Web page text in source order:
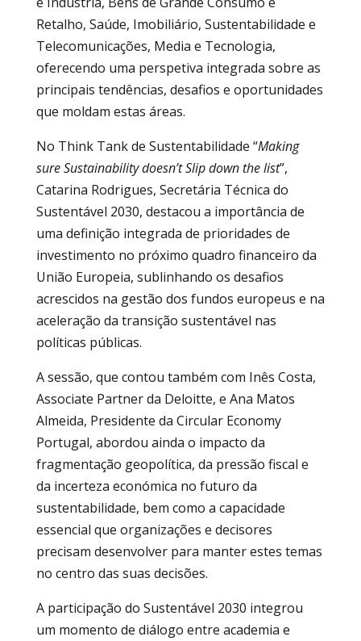
Retalho, Saúde, Imobiliário, Sustentabilidade e
Telecomunicações, Media e Tecnologia,
oferecendo uma perspetiva integrada sobre as
principais tendências, desafios e oportunidades
que moldam estas áreas.
No Think Tank de Sustentabilidade “Making
sure Sustainability doesn’t Slip down the list”,
Catarina Rodrigues, Secretária Técnica do
Sustentável 2030, destacou a importância de
uma definição integrada de prioridades de
investimento no próximo quadro financeiro da
União Europeia, sublinhando os desafios
acrescidos na gestão dos fundos europeus e na
aceleração da transição sustentável nas
políticas públicas.
A sessão, que contou também com Inês Costa,
Associate Partner da Deloitte, e Ana Matos
Almeida, Presidente da Circular Economy
Portugal, abordou ainda o impacto da
fragmentação geopolítica, da pressão fiscal e
da incerteza económica no futuro da
sustentabilidade, bem como a capacidade
essencial que organizações e decisores
precisam desenvolver para manter estes temas
no centro das suas decisões.
A participação do Sustentável 2030 integrou
um momento de diálogo entre academia e